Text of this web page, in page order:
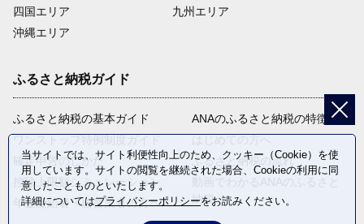
四国エリア
沖縄エリア
九州エリア
ふるさと納税ガイド
ふるさと納税の基本ガイド
確定申告のしかた
控除上限額シミュレーション
年金受給者・自営業者の方へ
ANAのふるさと納税の特徴
ふるさと納税の流れ
納税
当サイトでは、サイト利便性向上のため、クッキー（Cookie）を使
用しています。サイトの閲覧を継続された場合、Cookieの利用に同
意したことものといたします。
詳細についてはプライバシーポリシーをお読みください。